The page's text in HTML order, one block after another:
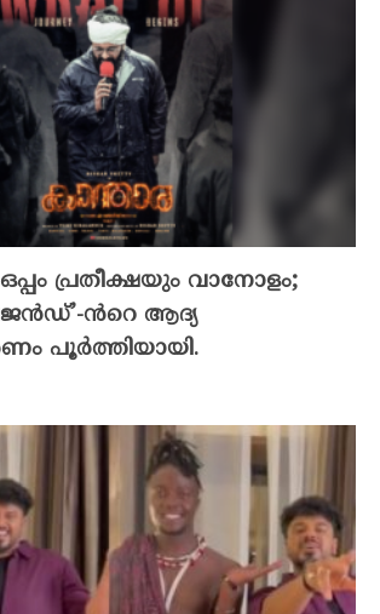
പ്രതീക്ഷയും വാനോളം;
ൻറെ ആദ്യ
പൂർത്തിയായി.